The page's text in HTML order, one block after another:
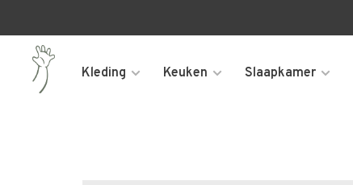
Kleding Keuken Slaapkamer